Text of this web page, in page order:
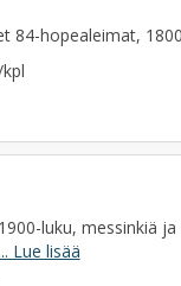
84-hopealeimat,
luku, messinkiä
... Lue lisää